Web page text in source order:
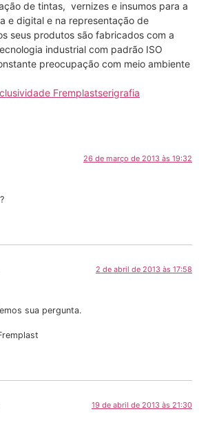
de tintas, vernizes e insumos para a
e digital e na representação de
seus produtos são fabricados com a
industrial com padrão ISO
preocupação com meio ambiente
Fremplastserigrafia
26 de março de 2013 às 19:32
2 de abril de 2013 às 17:58
sua pergunta.
19 de abril de 2013 às 21:30